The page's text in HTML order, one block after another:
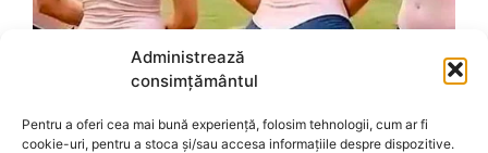
Administrează
consimțământul
Pentru a oferi cea mai bună experiență, folosim tehnologii, cum ar fi
cookie-uri, pentru a stoca și/sau accesa informațiile despre dispozitive.